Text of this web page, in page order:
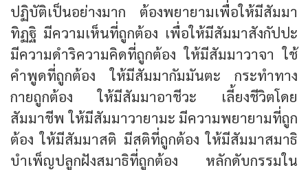
ปฏิบัติเป็นอย่างมาก ต้องพยายามเพื่อให้มีสัมมา
ทิฏฐิ มีความเห็นที่ถูกต้อง เพื่อให้มีสัมมาสังกัปปะ
มีความดำริความคิดที่ถูกต้อง ให้มีสัมมาวาจา ใช้
คำพูดที่ถูกต้อง ให้มีสัมมากัมมันตะ กระทำทาง
กายถูกต้อง ให้มีสัมมาอาชีวะ เลี้ยงชีวิตโดย
สัมมาชีพ ให้มีสัมมาวายามะ มีความพยายามที่ถูก
ต้อง ให้มีสัมมาสติ มีสติที่ถูกต้อง ให้มีสัมมาสมาธิ
บำเพ็ญปลูกฝังสมาธิที่ถูกต้อง หลักดับกรรมใน